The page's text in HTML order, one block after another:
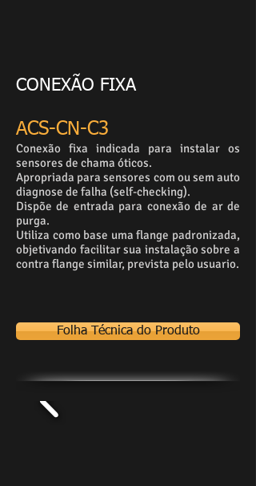
CONEXÃO FIXA
ACS-CN-C3
Conexão fixa indicada para instalar os
sensores de chama óticos.
Apropriada para sensores com ou sem auto
diagnose de falha (self-checking).
Dispõe de entrada para conexão de ar de
purga.
Utiliza como base uma flange padronizada,
objetivando facilitar sua instalação sobre a
contra flange similar, prevista pelo usuario.
Folha Técnica do Produto